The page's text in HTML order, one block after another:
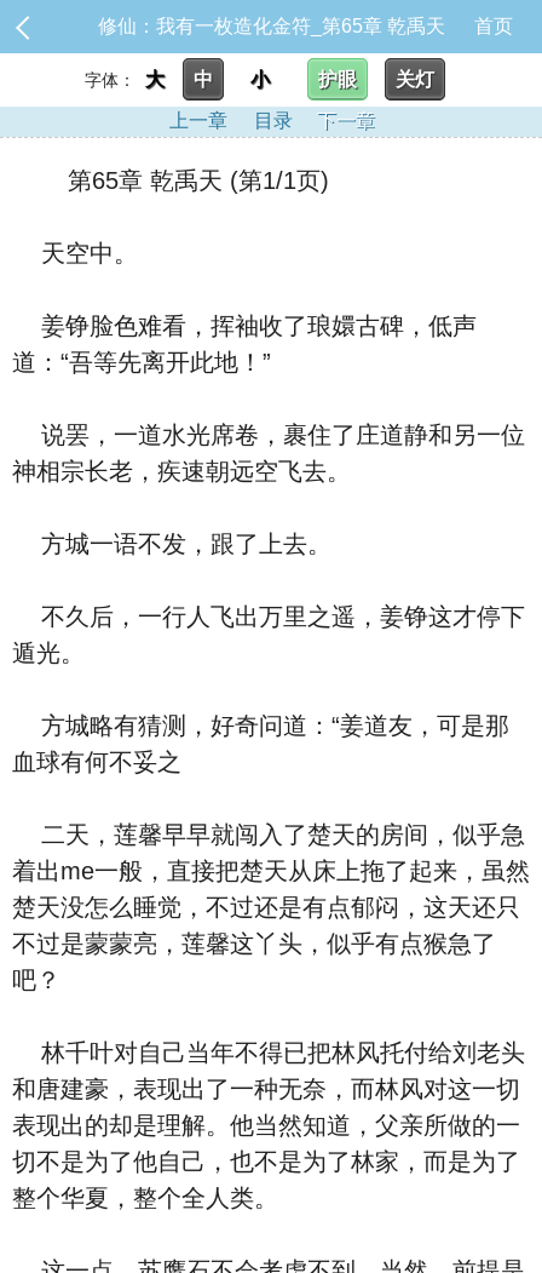
修仙：我有一枚造化金符_第65章 乾禹天 首页
字体： 大 中 小 护眼
关灯
上一章
目录 下一章
第65章 乾禹天 (第1/1页)
天空中。
姜铮脸色难看，挥袖收了琅嬛古碑，低声
道：“吾等先离开此地！”
说罢，一道水光席卷，裹住了庄道静和另一位
神相宗长老，疾速朝远空飞去。
方城一语不发，跟了上去。
不久后，一行人飞出万里之遥，姜铮这才停下
遁光。
方城略有猜测，好奇问道：“姜道友，可是那
血球有何不妥之
二天，莲馨早早就闯入了楚天的房间，似乎急
着出me一般，直接把楚天从床上拖了起来，虽然
楚天没怎么睡觉，不过还是有点郁闷，这天还只
不过是蒙蒙亮，莲馨这丫头，似乎有点猴急了
吧？
林千叶对自己当年不得已把林风托付给刘老头
和唐建豪，表现出了一种无奈，而林风对这一切
表现出的却是理解。他当然知道，父亲所做的一
切不是为了他自己，也不是为了林家，而是为了
整个华夏，整个全人类。